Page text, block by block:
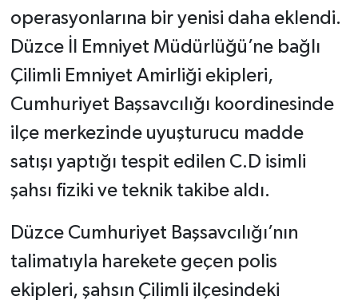
operasyonlarına bir yenisi daha eklendi.
Düzce İl Emniyet Müdürlüğü’ne bağlı
Çilimli Emniyet Amirliği ekipleri,
Cumhuriyet Başsavcılığı koordinesinde
ilçe merkezinde uyuşturucu madde
satışı yaptığı tespit edilen C.D isimli
şahsı fiziki ve teknik takibe aldı.
Düzce Cumhuriyet Başsavcılığı’nın
talimatıyla harekete geçen polis
ekipleri, şahsın Çilimli ilçesindeki